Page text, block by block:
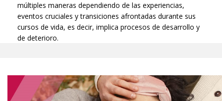
múltiples maneras dependiendo de las experiencias,
eventos cruciales y transiciones afrontadas durante sus
cursos de vida, es decir, implica procesos de desarrollo y
de deterioro.